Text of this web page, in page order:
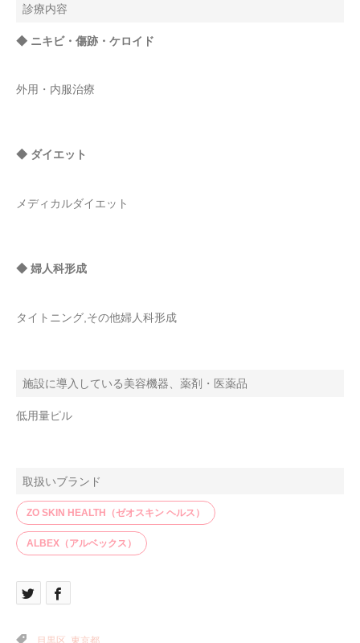
診療内容
◆ ニキビ・傷跡・ケロイド
外用・内服治療
◆ ダイエット
メディカルダイエット
◆ 婦人科形成
タイトニング,その他婦人科形成
施設に導入している美容機器、薬剤・医薬品
低用量ピル
取扱いブランド
ZO SKIN HEALTH（ゼオスキン ヘルス）
ALBEX（アルベックス）